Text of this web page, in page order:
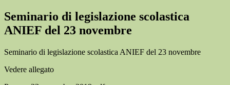
Seminario di legislazione scolastica
ANIEF del 23 novembre
Seminario di legislazione scolastica ANIEF del 23 novembre
Vedere allegato